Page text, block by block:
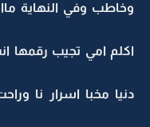
وفي النهاية مااخذ
امي تجيب رقمها
مخبا اسرار نا وراحت